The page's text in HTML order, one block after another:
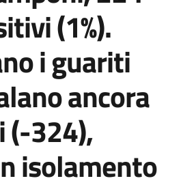
(1%).
i guariti
ancora
(-324),
isolamento